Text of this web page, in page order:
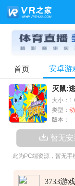
首页 安卓游
灭鼠:
大小：1
类型：
版本：
暂无安
此为PC端资源，暂无手
3733游